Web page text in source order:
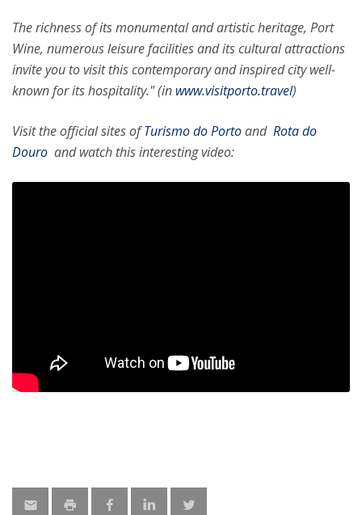
The richness of its monumental and artistic heritage, Port
Wine, numerous leisure facilities and its cultural attractions
invite you to visit this contemporary and inspired city well-
known for its hospitality." (in www.visitporto.travel)
Visit the official sites ofTurismo do Portoand Rota do
Douro and watch this interesting video: